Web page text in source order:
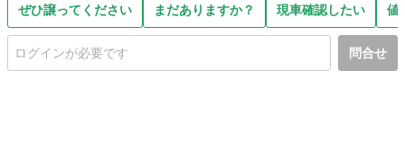
ぜひ譲ってください まだありますか？ 現車確認したい 値
問合せ